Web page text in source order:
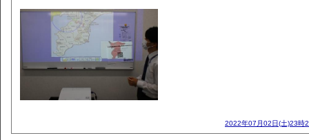
2022年07月02日(土)23時